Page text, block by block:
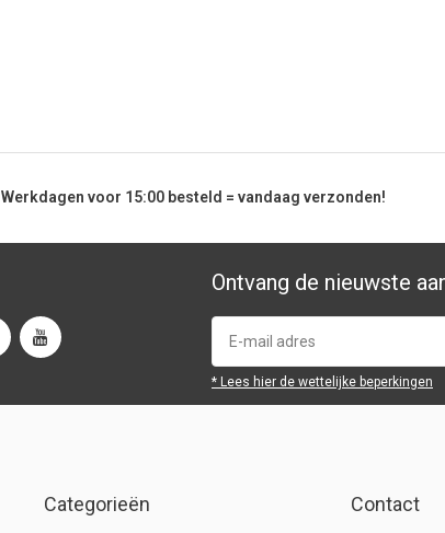
Werkdagen voor 15:00besteld = vandaag verzonden!
Ontvang de nieuwste
* Lees hier de wettelijke beperkingen
Categorieën Contact